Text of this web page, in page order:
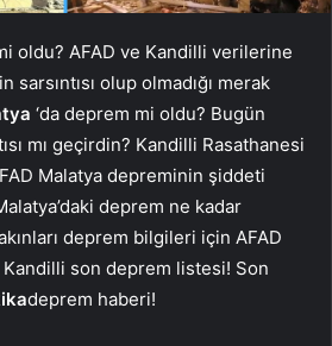
oldu? AFAD ve Kandilli verilerine
sarsıntısı olup olmadığı merak
‘da deprem mi oldu? Bugün
mı geçirdin? Kandilli Rasathanesi
Malatya depreminin şiddeti
deprem ne kadar
deprem bilgileri için AFAD
son deprem listesi! Son
deprem haberi!